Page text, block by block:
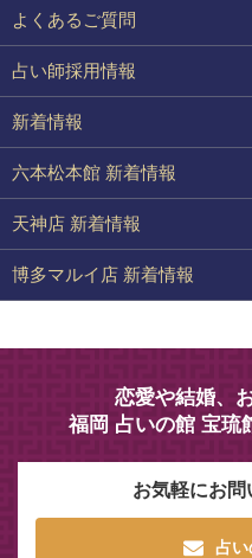
よくあるご質問
占い師採用情報
新着情報
六本松本館 新着情報
天神店 新着情報
博多マルイ店 新着情報
恋愛や結婚、
福岡 占いの館 宝琉
お気軽にお
占い